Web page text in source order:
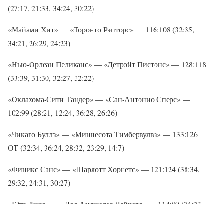
(27:17, 21:33, 34:24, 30:22)
«Майами Хит» — «Торонто Рэпторс» — 116:108 (32:35,
34:21, 26:29, 24:23)
«Нью-Орлеан Пеликанс» — «Детройт Пистонс» — 128:118
(33:39, 31:30, 32:27, 32:22)
«Оклахома-Сити Тандер» — «Сан-Антонио Сперс» —
102:99 (28:21, 12:24, 36:28, 26:26)
«Чикаго Буллз» — «Миннесота Тимбервулвз» — 133:126
OT (32:34, 36:24, 28:32, 23:29, 14:7)
«Финикс Санс» — «Шарлотт Хорнетс» — 121:124 (38:34,
29:32, 24:31, 30:27)